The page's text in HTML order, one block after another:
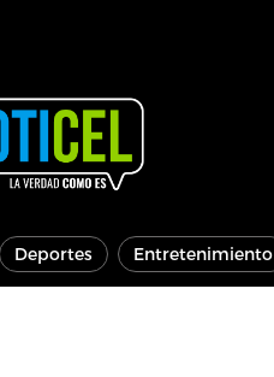
Deportes Entretenimiento